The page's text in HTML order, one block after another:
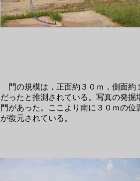
門の規模は，正面約３０ｍ，側面約
だったと推測されている。写真の発掘
門があった。ここより南に３０ｍの位
が復元されている。